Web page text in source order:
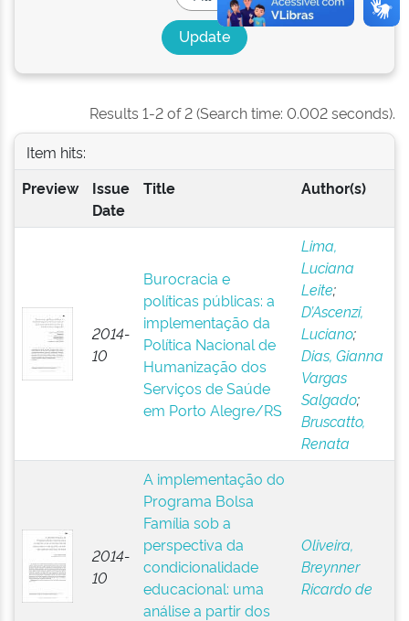
Results 1-2 of 2 (Search time: 0.002 seconds).
Item hits:
Preview
Issue
Date
Title Author(s)
2014-
10
Burocracia e
políticas públicas: a
implementação da
Política Nacional de
Humanização dos
Serviços de Saúde
em Porto Alegre/RS
Lima,
Luciana
Leite;
D’Ascenzi,
Luciano;
Dias, Gianna
Vargas
Salgado;
Bruscatto,
Renata
2014-
10
A implementação do
Programa Bolsa
Família sob a
perspectiva da
condicionalidade
educacional: uma
análise a partir dos
Oliveira,
Breynner
Ricardo de